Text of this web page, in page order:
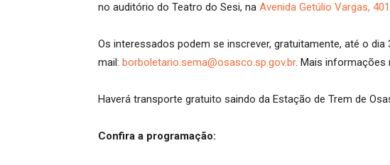
no auditório do Teatro do Sesi, na Avenida Getúlio Vargas,
Os interessados podem se inscrever, gratuitamente, até o dia
mail: borboletario.sema@osasco.sp.gov.br. Mais informações
Haverá transporte gratuito saindo da Estação de Trem de
Confira a programação: